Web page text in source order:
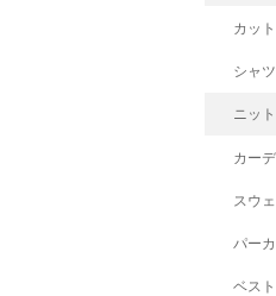
カッ
シャ
ニット
カー
スウ
パー
ベス